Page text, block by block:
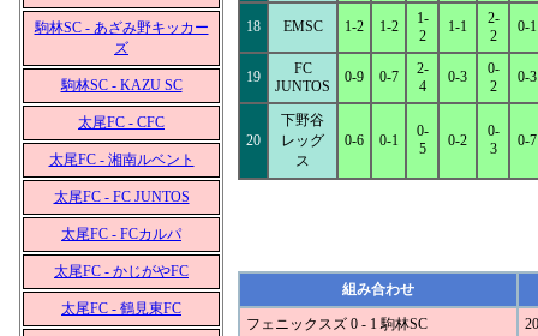
駒林SC - あざみ野キッカー
ズ
駒林SC - KAZU SC
太尾FC - CFC
太尾FC - 湘南ルベント
太尾FC - FC JUNTOS
太尾FC - FCカルパ
太尾FC - かじがやFC
太尾FC - 鶴見東FC
18 EMSC 1-2 1-2
1-
2
1-1
2-
2
0-1
19
FC
JUNTOS
0-9 0-7
2-
4
0-3
0-
2
0-3
20
下野谷
レッグ
ス
0-6 0-1
0-
5
0-2
0-
3
0-7
組み合わせ
フェニックスズ 0 - 1 駒林SC